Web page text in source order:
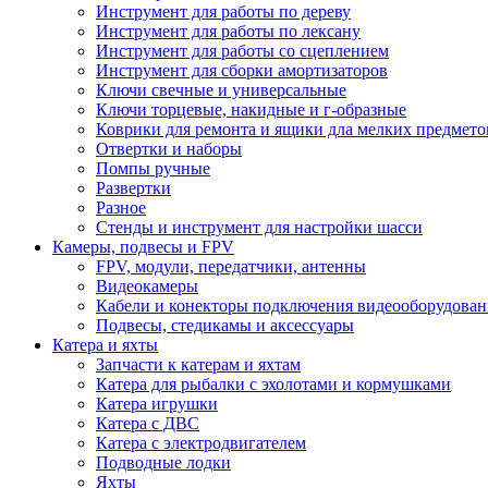
Инструмент для работы по дереву
Инструмент для работы по лексану
Инструмент для работы со сцеплением
Инструмент для сборки амортизаторов
Ключи свечные и универсальные
Ключи торцевые, накидные и г-образные
Коврики для ремонта и ящики дла мелких
Отвертки и наборы
Помпы ручные
Развертки
Разное
Стенды и инструмент для настройки шасси
Камеры, подвесы и FPV
FPV, модули, передатчики, антенны
Видеокамеры
Кабели и конекторы подключения
Подвесы, стедикамы и аксессуары
Катера и яхты
Запчасти к катерам и яхтам
Катера для рыбалки с эхолотами и кормушками
Катера игрушки
Катера с ДВС
Катера с электродвигателем
Подводные лодки
Яхты